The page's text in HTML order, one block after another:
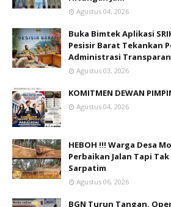
Agustus 04, 2026
Buka Bimtek Aplikasi
Pesisir Barat Tekankan
Administrasi Transparan
Agustus 03, 2026
KOMITMEN DEWAN
Agustus 04, 2026
HEBOH !!! Warga Desa
Perbaikan Jalan Tapi
Sarpatim
Agustus 06, 2026
BGN Turun Tangan,